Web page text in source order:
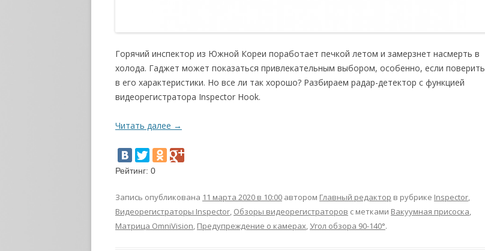
Горячий инспектор из Южной Кореи поработает печкой летом и замерзнет насмерть в
холода. Гаджет может показаться привлекательным выбором, особенно, если поверить
в его характеристики. Но все ли так хорошо? Разбираем радар-детектор с функцией
видеорегистратора Inspector Hook.
Читать далее →
Рейтинг: 0
Запись опубликована 11 марта 2020 в 10:00 автором Главный редактор в рубрике Inspector,
Видеорегистраторы Inspector, Обзоры видеорегистраторов с метками Вакуумная присоска,
Матрица OmniVision, Предупреждение о камерах,Угол обзора 90-140°.